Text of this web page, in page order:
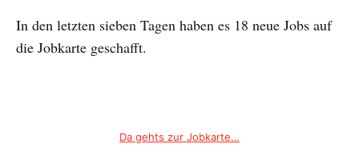
In den letzten sieben Tagen haben es 18 neue Jobs auf
die Jobkarte geschafft.
Da gehts zur Jobkarte…